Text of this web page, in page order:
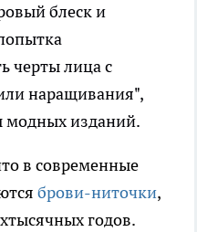
блеск и
черты лица с
наращивания",
модных изданий.
в современные
брови-ниточки,
годов.